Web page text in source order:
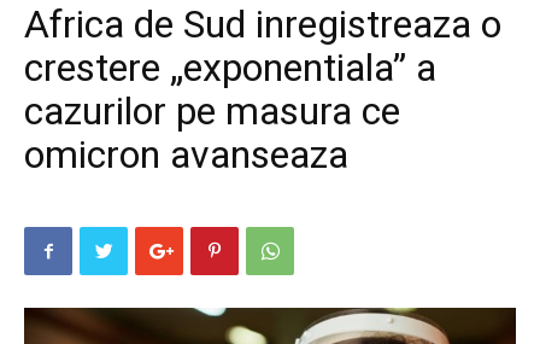
Africa de Sud inregistreaza o
crestere „exponentiala” a
cazurilor pe masura ce
omicron avanseaza